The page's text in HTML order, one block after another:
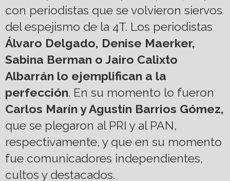
con periodistas que se volvieron siervos
del espejismo de la 4T. Los periodistas
Álvaro Delgado, Denise Maerker,
Sabina Berman o Jairo Calixto
Albarrán lo ejemplifican a la
perfección. En su momento lo fueron
Carlos Marín y Agustín Barrios Gómez,
que se plegaron al PRI y al PAN,
respectivamente, y que en su momento
fue comunicadores independientes,
cultos y destacados.